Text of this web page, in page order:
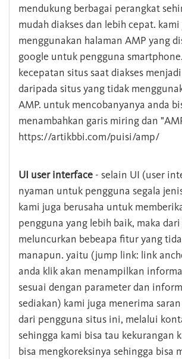
mendukung berbagai perangkat
mudah diakses dan lebih cepat. kami
menggunakan halaman AMP yang
google untuk pengguna
kecepatan situs saat diakses
daripada situs yang tidak
AMP. untuk mencobanyanya anda
menambahkan garis miring dan
https://artikbbi.com/puisi/amp/
UI user interface - selain UI (user
nyaman untuk pengguna segala
kami juga berusaha untuk
pengguna yang lebih baik, maka
meluncurkan bebeapa fitur yang
manapun. yaitu (jump link: link
anda klik akan menampilkan
sesuai dengan parameter dan
sediakan) kami juga menerima
dari pengguna situs ini, melalui
sehingga kami bisa tau kekurangan
bisa mengkoreksinya sehingga bisa